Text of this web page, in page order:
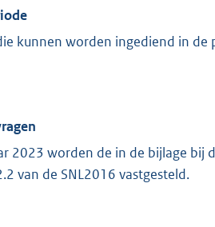
kunnen worden ingediend in
2023 worden de in de bijlage bij
van de SNL2016 vastgesteld.